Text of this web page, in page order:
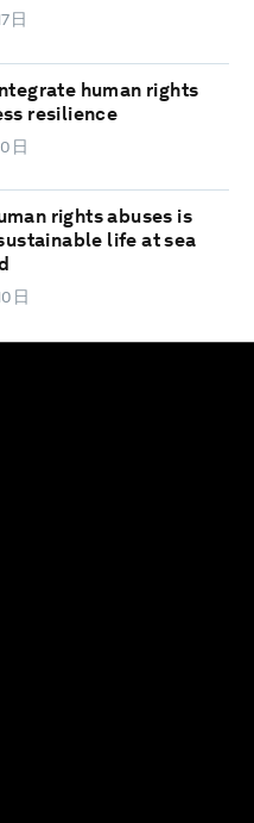
日
human rights
resilience
日
rights abuses is
life at sea
日